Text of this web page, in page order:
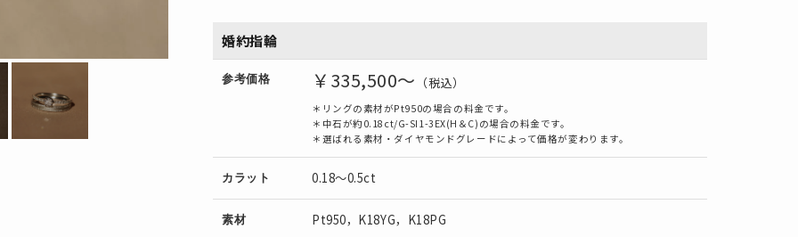
婚約指輪
参考価格 ￥335,500～ （税込）
＊リングの素材がPt950の場合の料金です。
＊中石が約0.18ct/G-SI1-3EX(H＆C)の場合の料金です。
＊選ばれる素材・ダイヤモンドグレードによって価格が変わります。
カラット 0.18～0.5ct
素材 Pt950，K18YG，K18PG